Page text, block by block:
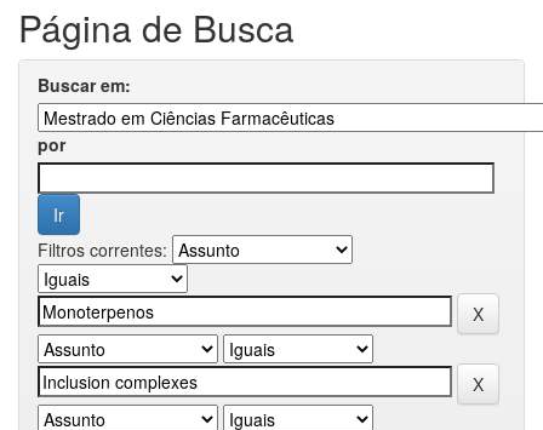
Página de Busca
Buscar em:
por
Filtros correntes: